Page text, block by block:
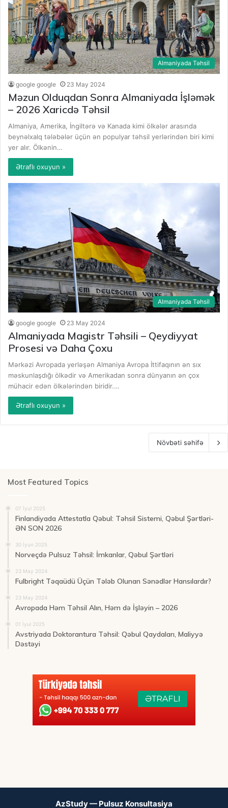
Almaniyada Təhsil
google google 23 May 2024
Məzun Olduqdan Sonra Almaniyada İşləmək
– 2026 Xaricdə Təhsil
Almaniya, Amerika, İngiltərə və Kanada kimi ölkələr arasında
beynəlxalq tələbələr üçün ən populyar təhsil yerlərindən biri kimi
yer alır. Ölkənin…
Ətraflı oxuyun »
Almaniyada Təhsil
google google 23 May 2024
Almaniyada Magistr Təhsili – Qeydiyyat
Prosesi və Daha Çoxu
Mərkəzi Avropada yerləşən Almaniya Avropa İttifaqının ən sıx
məskunlaşdığı ölkədir və Amerikadan sonra dünyanın ən çox
mühacir edən ölkələrindən biridir.…
Ətraflı oxuyun »
Növbəti səhifə
Most Featured Topics
07 İyul 2025
Finlandiyada Attestatla Qəbul: Təhsil Sistemi, Qəbul Şərtləri-
ƏN SON 2026
30 İyun 2025
Norveçdə Pulsuz Təhsil: İmkanlar, Qəbul Şərtləri
23 May 2024
Fulbright Təqaüdü Üçün Tələb Olunan Sənədlər Hansılardır?
23 May 2024
Avropada Həm Təhsil Alın, Həm də İşləyin – 2026
01 İyul 2025
Avstriyada Doktorantura Təhsil: Qəbul Qaydaları, Maliyyə
Dəstəyi
AzStudy — Pulsuz Konsultasiya